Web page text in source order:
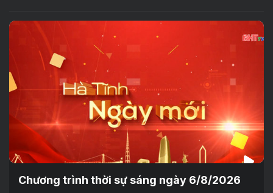
Chương trình thời sự sáng ngày 6/8/2026